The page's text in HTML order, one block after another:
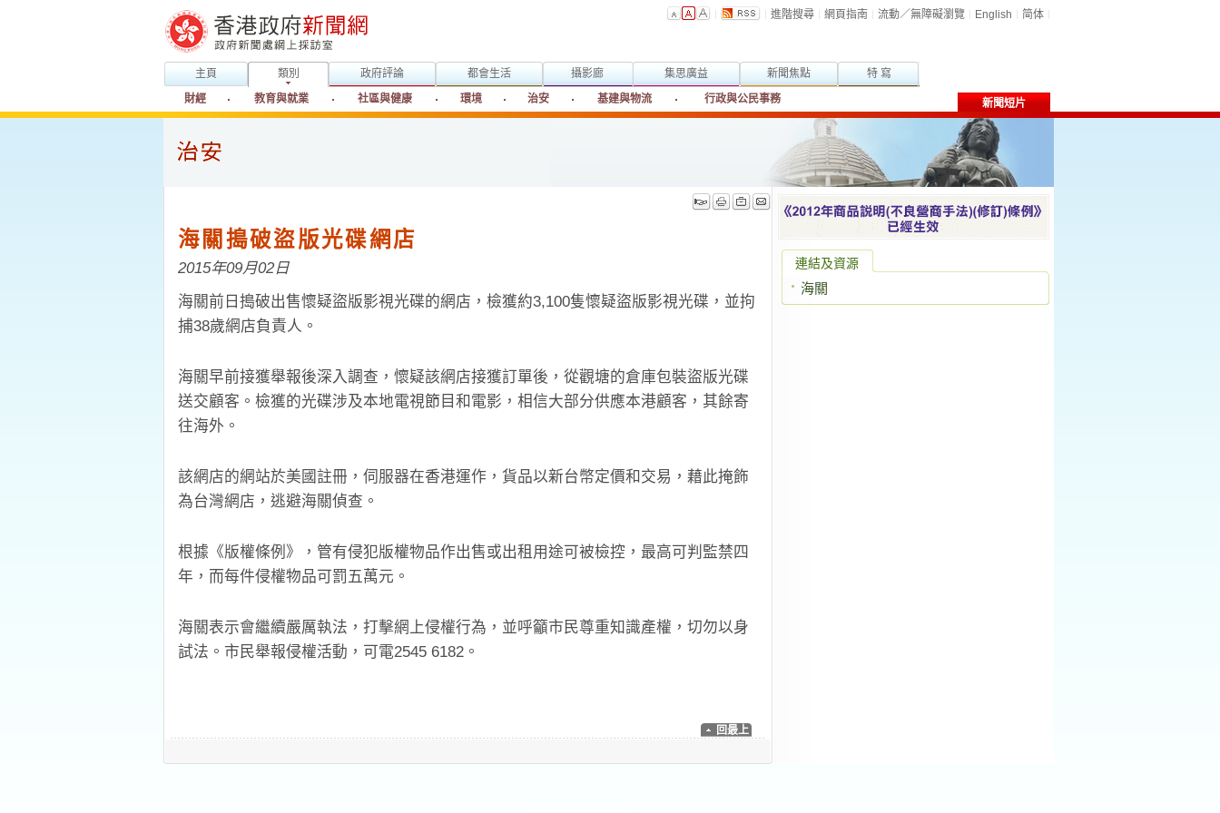
進階搜尋 網頁指南 流動／無障礙瀏覽 English 简体
主頁 類別 政府評論 都會生活 攝影廊 集思廣益 新聞焦點
特 寫
財經
教育與就業 社區與健康 環境 治安 基建與物流 行政與公民事務 新聞短片
海關搗破盜版光碟網店
2015年09月02日
海關前日搗破出售懷疑盜版影視光碟的網店，檢獲約3,100隻懷疑盜版影視光碟，並拘
捕38歲網店負責人。
海關早前接獲舉報後深入調查，懷疑該網店接獲訂單後，從觀塘的倉庫包裝盜版光碟
送交顧客。檢獲的光碟涉及本地電視節目和電影，相信大部分供應本港顧客，其餘寄
往海外。
該網店的網站於美國註冊，伺服器在香港運作，貨品以新台幣定價和交易，藉此掩飾
為台灣網店，逃避海關偵查。
根據《版權條例》，管有侵犯版權物品作出售或出租用途可被檢控，最高可判監禁四
年，而每件侵權物品可罰五萬元。
海關表示會繼續嚴厲執法，打擊網上侵權行為，並呼籲市民尊重知識產權，切勿以身
試法。市民舉報侵權活動，可電2545 6182。
回最上
連結及資源
海關